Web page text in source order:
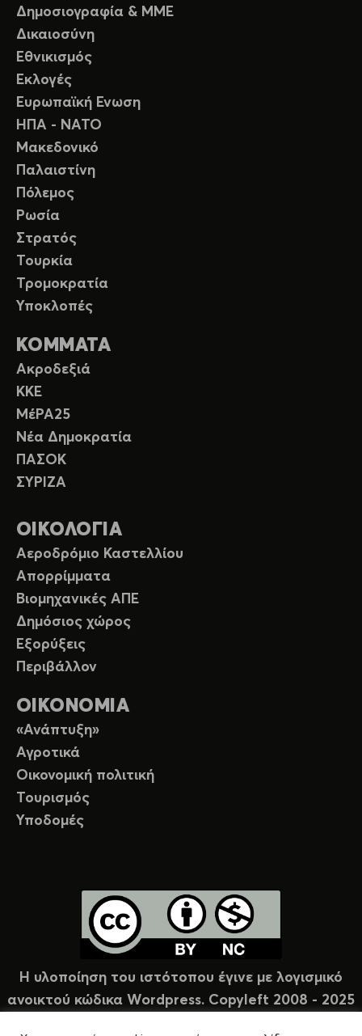
Δημοσιογραφία & ΜΜΕ
Δικαιοσύνη
Εθνικισμός
Εκλογές
Ευρωπαϊκή Ενωση
ΗΠΑ - ΝΑΤΟ
Μακεδονικό
Παλαιστίνη
Πόλεμος
Ρωσία
Στρατός
Τουρκία
Τρομοκρατία
Υποκλοπές
ΚΟΜΜΑΤΑ
Ακροδεξιά
ΚΚΕ
ΜέΡΑ25
Νέα Δημοκρατία
ΠΑΣΟΚ
ΣΥΡΙΖΑ
ΟΙΚΟΛΟΓΙΑ
Αεροδρόμιο Καστελλίου
Απορρίμματα
Βιομηχανικές ΑΠΕ
Δημόσιος χώρος
Εξορύξεις
Περιβάλλον
ΟΙΚΟΝΟΜΙΑ
«Ανάπτυξη»
Αγροτικά
Οικονομική πολιτική
Τουρισμός
Υποδομές
Η υλοποίηση του ιστότοπου έγινε με λογισμικό
ανοικτού κώδικα Wordpress. Copyleft 2008 - 2025